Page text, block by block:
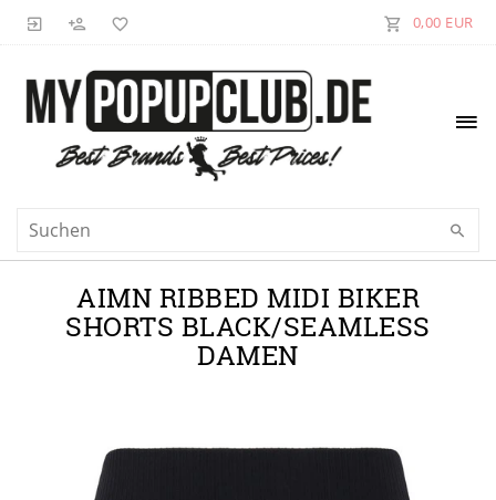
0,00 EUR
AIMN RIBBED MIDI BIKER
SHORTS BLACK/SEAMLESS
DAMEN